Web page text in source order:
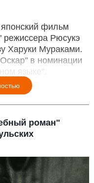
фильм
Рюсукэ
Харуки Мураками.
в номинации
языке".
роман"